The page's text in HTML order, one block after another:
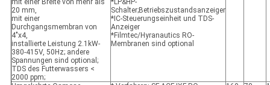
mit einer Breite von mehr als
20 mm,
mit einer
Durchgangsmembran von
4"x4,
installierte Leistung 2.1kW-
380-415V, 50Hz; andere
Spannungen sind optional;
TDS des Futterwassers <
2000 ppm;
*LP&HP-
Schalter;Betriebszustandsanzeiger
*IC-Steuerungseinheit und TDS-
Anzeiger
*Filmtec/Hyranautics RO-
Membranen sind optional